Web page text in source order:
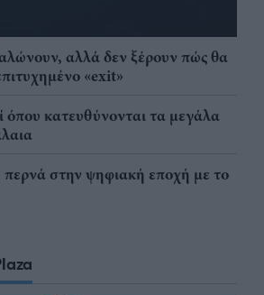
αλλά δεν ξέρουν πώς θα
«exit»
όπου κατευθύνονται τα μεγάλα
στην ψηφιακή εποχή με το